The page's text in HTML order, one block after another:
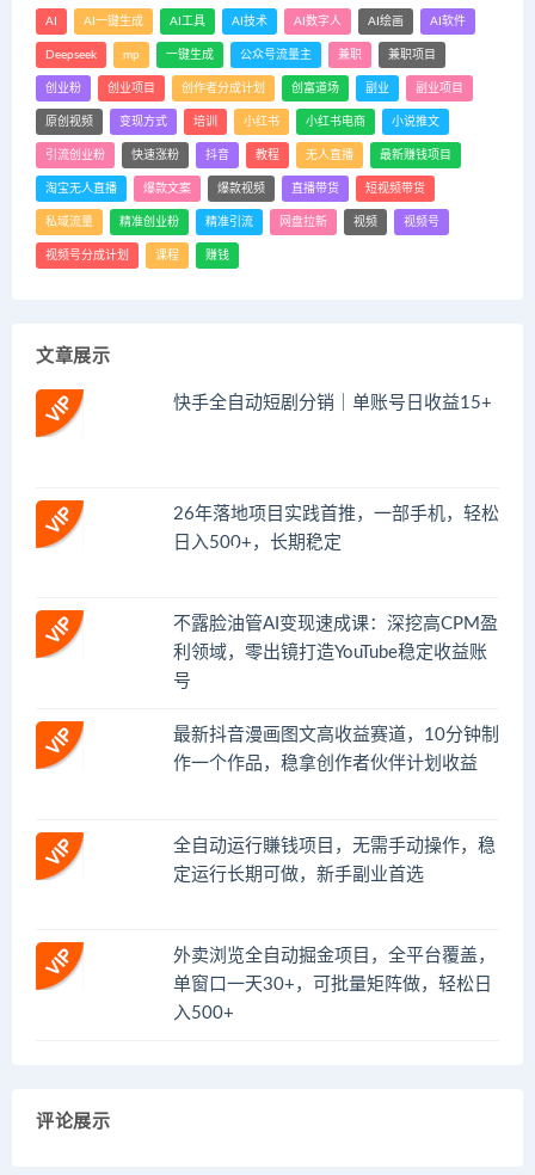
AI AI一键生成 AI工具 AI技术 AI数字人 AI绘画 AI软件
Deepseek mp 一键生成 公众号流量主 兼职 兼职项目
创业粉 创业项目 创作者分成计划 创富道场 副业 副业项目
原创视频 变现方式 培训 小红书 小红书电商 小说推文
引流创业粉 快速涨粉 抖音 教程 无人直播 最新赚钱项目
淘宝无人直播 爆款文案 爆款视频 直播带货 短视频带货
私域流量 精准创业粉 精准引流 网盘拉新 视频 视频号
视频号分成计划 课程 赚钱
文章展示
快手全自动短剧分销｜单账号日收益15+
26年落地项目实践首推，一部手机，轻松
日入500+，长期稳定
不露脸油管AI变现速成课：深挖高CPM盈
利领域，零出镜打造YouTube稳定收益账
号
最新抖音漫画图文高收益赛道，10分钟制
作一个作品，稳拿创作者伙伴计划收益
全自动运行賺钱项目，无需手动操作，稳
定运行长期可做，新手副业首选
外卖浏览全自动掘金项目，全平台覆盖，
单窗口一天30+，可批量矩阵做，轻松日
入500+
评论展示